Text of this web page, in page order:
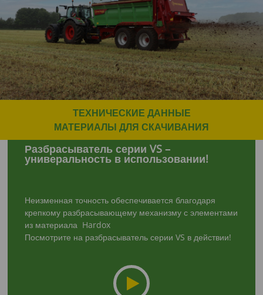
ТЕХНИЧЕСКИЕ ДАННЫЕ
МАТЕРИАЛЫ ДЛЯ СКАЧИВАНИЯ
Разбрасыватель серииVS –
универальность в использовании!
Неизменная точность обеспечивается благодаря
крепкому разбрасывающему механизму с элементами
из материала Hardox
Посмотрите на разбрасыватель серии VS в действии!